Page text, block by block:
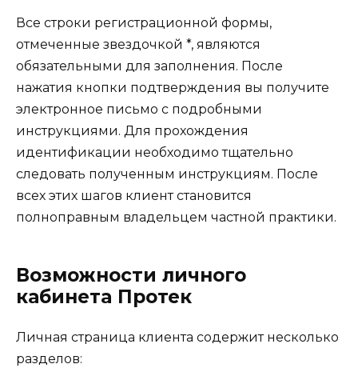
Все строки регистрационной формы,
отмеченные звездочкой *, являются
обязательными для заполнения. После
нажатия кнопки подтверждения вы получите
электронное письмо с подробными
инструкциями. Для прохождения
идентификации необходимо тщательно
следовать полученным инструкциям. После
всех этих шагов клиент становится
полноправным владельцем частной практики.
Возможности личного
кабинета Протек
Личная страница клиента содержит несколько
разделов: